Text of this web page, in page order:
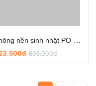
605.000đ